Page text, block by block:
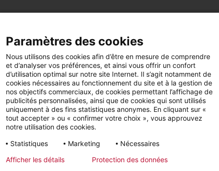
FacebookLinkedIn
YouTube LinkedIn Facebook
Instagram
Paramètres des cookies
Nous utilisons des cookies afin d’être en mesure de comprendre
et d’analyser vos préférences, et ainsi vous offrir un confort
d’utilisation optimal sur notre site Internet. Il s’agit notamment de
cookies nécessaires au fonctionnement du site et à la gestion de
nos objectifs commerciaux, de cookies permettant l’affichage de
publicités personnalisées, ainsi que de cookies qui sont utilisés
uniquement à des fins statistiques anonymes. En cliquant sur «
tout accepter » ou « confirmer votre choix », vous approuvez
notre utilisation des cookies.
Statistiques
Marketing
Nécessaires
Afficher les détails
Protection des données